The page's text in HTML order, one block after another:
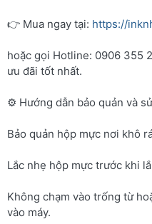
👉 Mua ngay tại: https://
hoặc gọi Hotline: 0906 355
ưu đãi tốt nhất.
⚙️ Hướng dẫn bảo quản và
Bảo quản hộp mực nơi khô
Lắc nhẹ hộp mực trước khi
Không chạm vào trống từ
vào máy.